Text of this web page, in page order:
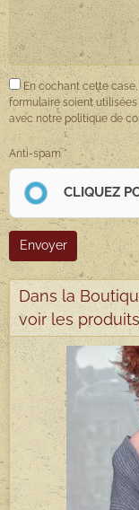
En cochant cette
formulaire soient
avec notre politique de
Anti-spam
CLIQUEZ
Envoyer
Dans la
voir les